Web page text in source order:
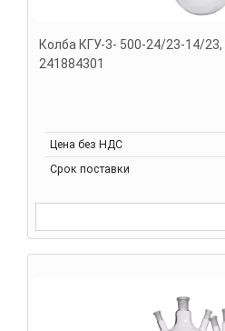
Колба КГУ-3- 500-24/23-14/23,
241884301
Цена без НДС
Срок поставки